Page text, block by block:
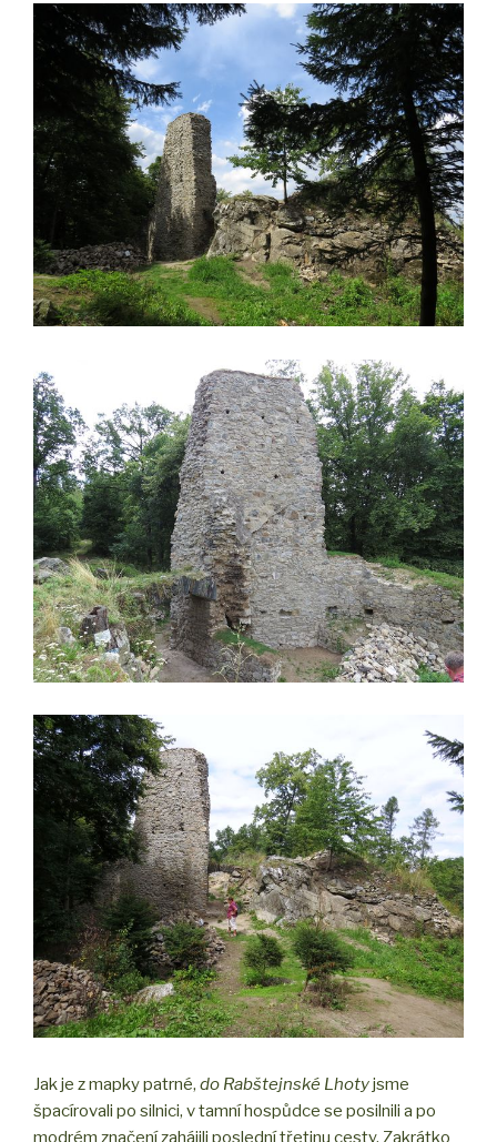
Jak je z mapky patrné, do Rabštejnské Lhotyjsme
špacírovali po silnici, v tamní hospůdce se posilnili a po
modrém značení zahájili poslední třetinu cesty. Zakrátko